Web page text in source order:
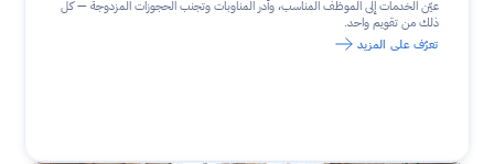
ذلك من تقويم واحد.
تعرّف على المزيد